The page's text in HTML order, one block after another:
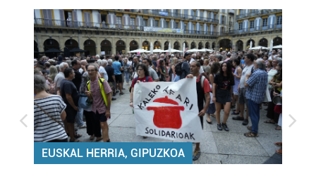
EUSKAL HERRIA, GIPUZKOA